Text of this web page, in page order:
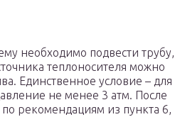
необходимо подвести трубу,
теплоносителя можно
Единственное условие – для
не менее 3 атм. После
рекомендациям из пункта 6,